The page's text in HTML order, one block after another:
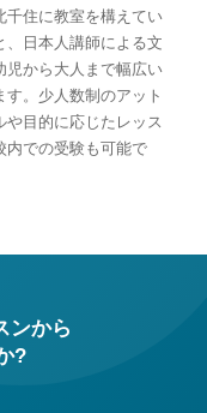
千住に教室を構えてい
、日本人講師による文
児から大人まで幅広い
。少人数制のアット
目的に応じたレッス
内での受験も可能で
ンから
?